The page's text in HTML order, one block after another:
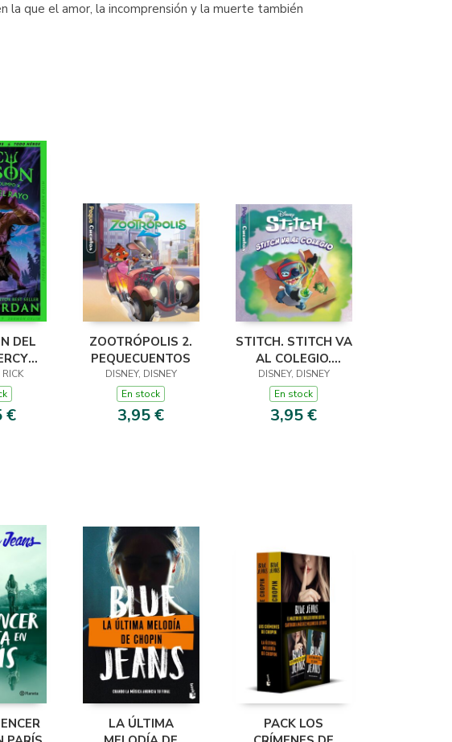
la que el amor, la incomprensión y la muerte también
DEL
LOS
1)
€
ZOOTRÓPOLIS 2.
PEQUECUENTOS
DISNEY, DISNEY
En stock
3,95 €
STITCH. STITCH VA
AL COLEGIO.
PEQUECUENTOS
DISNEY, DISNEY
En stock
3,95 €
LA ÚLTIMA
PACK LOS